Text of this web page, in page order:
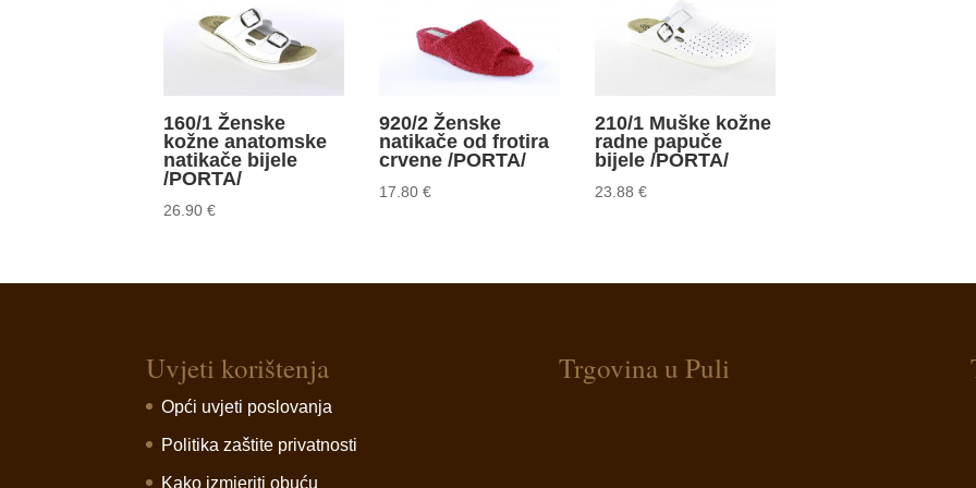
160/1 Ženske
kožne anatomske
natikače bijele
/PORTA/
26.90€
920/2 Ženske
natikače od frotira
crvene /PORTA/
17.80€
210/1 Muške kožne
radne papuče
bijele /PORTA/
23.88€
Uvjeti korištenja
Opći uvjeti poslovanja
Politika zaštite privatnosti
Kako izmjeriti obuću
Trgovina u Puli